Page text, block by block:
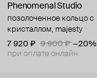
Phenomenal Studio
позолоченное кольцо с
кристаллом, majesty
7 920 ₽
9 900 ₽ −20%
при оплате онлайн